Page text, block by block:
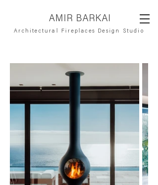
AMIR BARKAI
Architectural Fireplaces Design Studio